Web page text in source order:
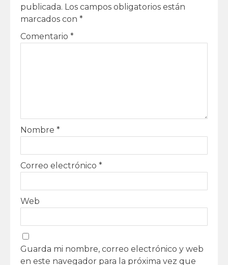
publicada. Los campos obligatorios están
marcados con *
Comentario *
Nombre *
Correo electrónico *
Web
Guarda mi nombre, correo electrónico y web
en este navegador para la próxima vez que